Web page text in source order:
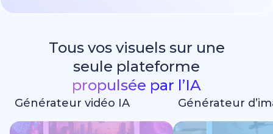
Tous vos visuels sur une
seule plateforme
propulsée par l’IA
Générateur vidéo IA Générateur